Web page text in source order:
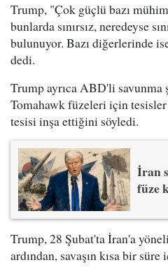
Trump, "Çok güçlü bazı
bunlarda sınırsız, neredeyse
bulunuyor. Bazı diğerlerinde
dedi.
Trump ayrıca ABD'li
Tomahawk füzeleri için
tesisi inşa ettiğini söyledi.
İran
füze
Trump, 28 Şubat'ta İran'a
ardından, savaşın kısa bir